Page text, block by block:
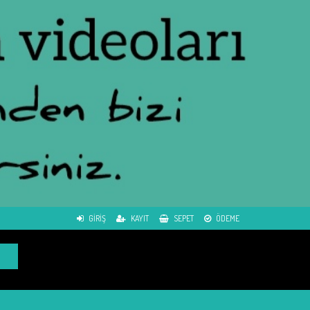
GIRIŞ KAYIT SEPET ÖDEME